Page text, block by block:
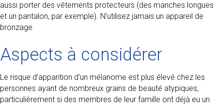
aussi porter des vêtements protecteurs (des manches longues
et un pantalon, par exemple). N’utilisez jamais un appareil de
bronzage.
Aspects à considérer
Le risque d’apparition d’un mélanome est plus élevé chez les
personnes ayant de nombreux grains de beauté atypiques,
particulièrement si des membres de leur famille ont déjà eu un